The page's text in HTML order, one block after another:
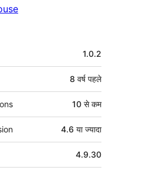
1.0.2
8 वर्ष पहले
10 से कम
4.6 या ज्यादा
4.9.30